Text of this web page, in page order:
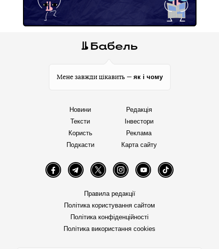
Мене завжди цікавить — як і чому
Новини
Тексти
Користь
Подкасти
Редакція
Інвестори
Реклама
Карта сайту
FacebookTelegramTwitter InstagramYouTube TikTok
Правила редакції
Політика користування сайтом
Політика конфіденційності
Політика використання cookies